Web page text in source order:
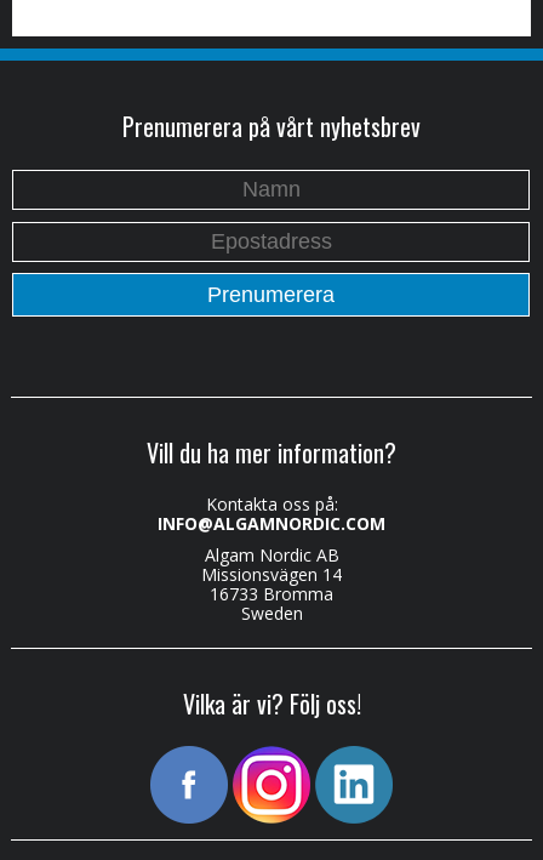
Prenumerera på vårt nyhetsbrev
Vill du ha mer information?
Kontakta oss på:
INFO@ALGAMNORDIC.COM
Algam Nordic AB
Missionsvägen 14
16733 Bromma
Sweden
Vilka är vi? Följ oss!